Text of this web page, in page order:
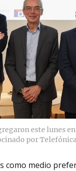
este lunes
por
como medio